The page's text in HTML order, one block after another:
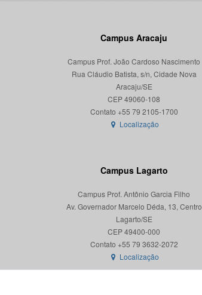
Campus Aracaju
Campus Prof. João Cardoso Nascimento
Rua Cláudio Batista, s/n, Cidade Nova
Aracaju/SE
CEP 49060-108
Localização
Campus Lagarto
Campus Prof. Antônio Garcia Filho
Av. Governador Marcelo Déda, 13, Centro
Lagarto/SE
CEP 49400-000
Localização